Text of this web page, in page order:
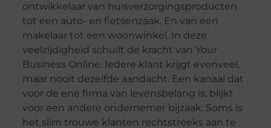
ontwikkelaar van huisverzorgingsproducten
tot een auto- en fietsenzaak. En van een
makelaar tot een woonwinkel. In deze
veelzijdigheid schuilt de kracht van Your
Business Online. Iedere klant krijgt evenveel,
maar nooit dezelfde aandacht. Een kanaal dat
voor de ene firma van levensbelang is, blijkt
voor een andere ondernemer bijzaak. Soms is
het slim trouwe klanten rechtstreeks aan te